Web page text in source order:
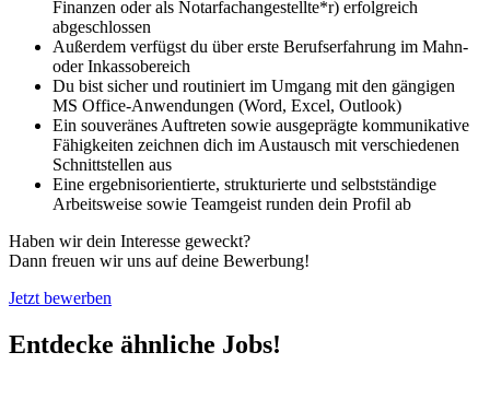
Finanzen oder als Notarfachangestellte*r) erfolgreich
abgeschlossen
Außerdem verfügst du über erste Berufserfahrung im Mahn-
oder Inkassobereich
Du bist sicher und routiniert im Umgang mit den gängigen
MS Office-Anwendungen (Word, Excel, Outlook)
Ein souveränes Auftreten sowie ausgeprägte kommunikative
Fähigkeiten zeichnen dich im Austausch mit verschiedenen
Schnittstellen aus
Eine ergebnisorientierte, strukturierte und selbstständige
Arbeitsweise sowie Teamgeist runden dein Profil ab
Haben wir dein Interesse geweckt?
Dann freuen wir uns auf deine Bewerbung!
Jetzt bewerben
Entdecke ähnliche Jobs!